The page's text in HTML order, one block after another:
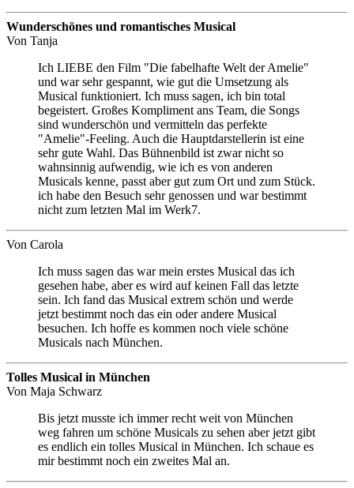
Wunderschönes und romantisches Musical
Von Tanja
Ich LIEBE den Film "Die fabelhafte Welt der Amelie"
und war sehr gespannt, wie gut die Umsetzung als
Musical funktioniert. Ich muss sagen, ich bin total
begeistert. Großes Kompliment ans Team, die Songs
sind wunderschön und vermitteln das perfekte
"Amelie"-Feeling. Auch die Hauptdarstellerin ist eine
sehr gute Wahl. Das Bühnenbild ist zwar nicht so
wahnsinnig aufwendig, wie ich es von anderen
Musicals kenne, passt aber gut zum Ort und zum Stück.
ich habe den Besuch sehr genossen und war bestimmt
nicht zum letzten Mal im Werk7.
Von Carola
Ich muss sagen das war mein erstes Musical das ich
gesehen habe, aber es wird auf keinen Fall das letzte
sein. Ich fand das Musical extrem schön und werde
jetzt bestimmt noch das ein oder andere Musical
besuchen. Ich hoffe es kommen noch viele schöne
Musicals nach München.
Tolles Musical in München
Von Maja Schwarz
Bis jetzt musste ich immer recht weit von München
weg fahren um schöne Musicals zu sehen aber jetzt gibt
es endlich ein tolles Musical in München. Ich schaue es
mir bestimmt noch ein zweites Mal an.